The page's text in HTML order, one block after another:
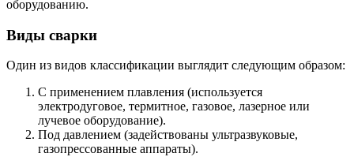
оборудованию.
Виды сварки
Один из видов классификации выглядит следующим образом:
С применением плавления (используется
электродуговое, термитное, газовое, лазерное или
лучевое оборудование).
Под давлением (задействованы ультразвуковые,
газопрессованные аппараты).